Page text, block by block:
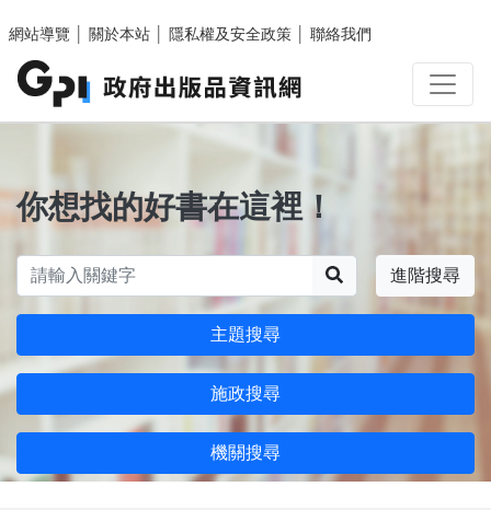
網站導覽
關於本站 隱私權及安全政策 聯絡我們
你想找的好書在這裡！
進階搜尋
主題搜尋
施政搜尋
機關搜尋